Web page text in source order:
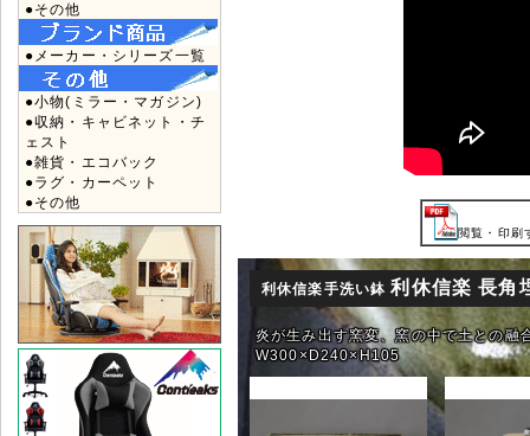
●その他
●メーカー・シリーズ一覧
●小物(ミラー・マガジン)
●収納・キャビネット・チ
ェスト
●雑貨・エコバック
●ラグ・カーペット
●その他
閲覧・印
利休信楽手洗い鉢利休信楽 長角
炎が生み出す窯変、窯の中で土との融
W300×D240×H105